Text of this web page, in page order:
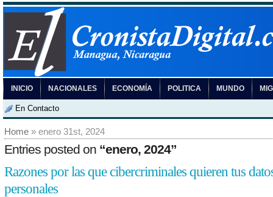
INICIO NACIONALES ECONOMÍA POLITICA MUNDO
En Contacto
Home » enero 31st, 2024
Entries posted on “enero, 2024”
Razones por las que cibercriminales quieren tus
personales